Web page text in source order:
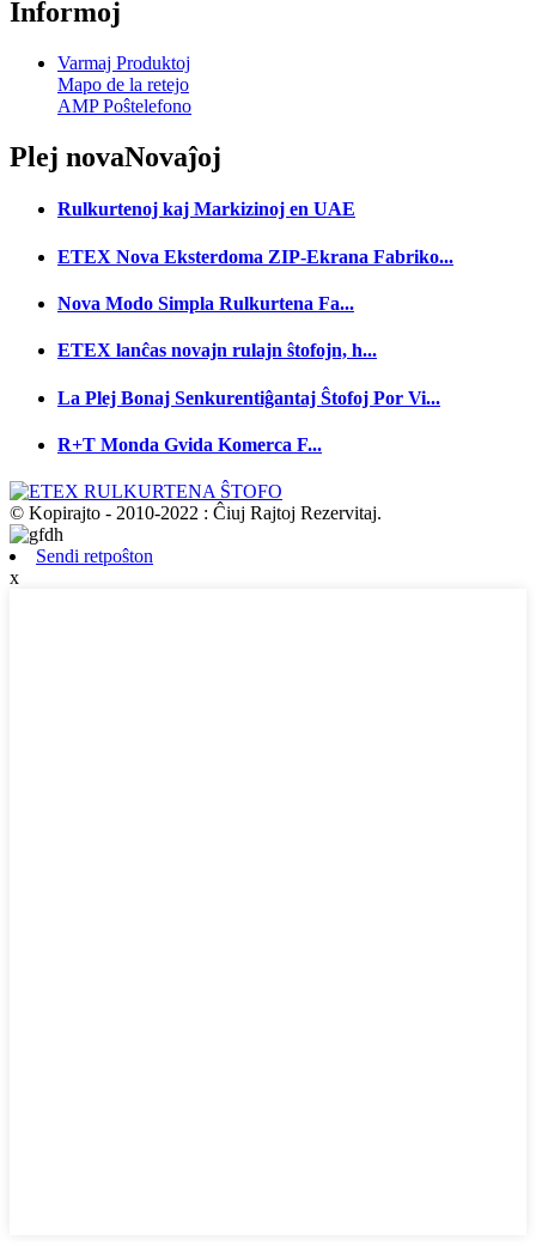
Informoj
Varmaj Produktoj
Mapo de la retejo
AMP Poŝtelefono
Plej novaNovaĵoj
Rulkurtenoj kaj Markizinoj en UAE
ETEX Nova Eksterdoma ZIP-Ekrana Fabriko...
Nova Modo Simpla Rulkurtena Fa...
ETEX lanĉas novajn rulajn ŝtofojn, h...
La Plej Bonaj Senkurentiĝantaj Ŝtofoj Por Vi...
R+T Monda Gvida Komerca F...
© Kopirajto - 2010-2022 : Ĉiuj Rajtoj Rezervitaj.
Sendi retpoŝton
x